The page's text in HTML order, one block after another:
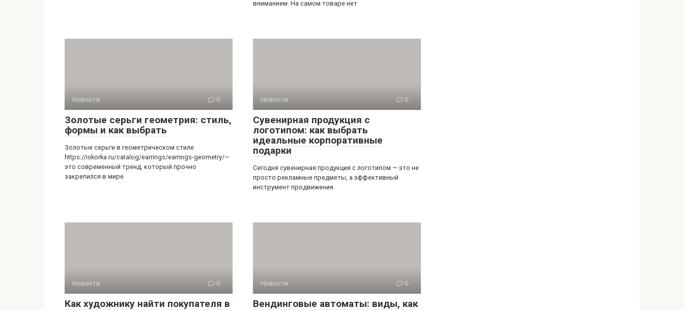
вниманием. На самом товаре нет
Новости 0
Золотые серьги геометрия: стиль,
формы и как выбрать
Золотые серьги в геометрическом стиле
https://iskorka.ru/catalog/earrings/earrings-geometry/—
это современный тренд, который прочно
закрепился в мире
Новости 0
Сувенирная продукция с
логотипом: как выбрать
идеальные корпоративные
подарки
Сегодня сувенирная продукция с логотипом — это не
просто рекламные предметы, а эффективный
инструмент продвижения
Новости 0
Как художнику найти покупателя в
Новости 0
Вендинговые автоматы: виды, как